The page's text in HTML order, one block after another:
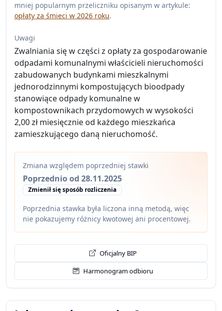
mniej popularnym przeliczniku opisanym w artykule:
opłaty za śmieci w 2026 roku.
Uwagi
Zwalniania się w części z opłaty za gospodarowanie
odpadami komunalnymi właścicieli nieruchomości
zabudowanych budynkami mieszkalnymi
jednorodzinnymi kompostujących bioodpady
stanowiące odpady komunalne w
kompostownikach przydomowych w wysokości
2,00 zł miesięcznie od każdego mieszkańca
zamieszkującego daną nieruchomość.
Zmiana względem poprzedniej stawki
Poprzednio od 28.11.2025
Zmienił się sposób rozliczenia
Poprzednia stawka była liczona inną metodą, więc
nie pokazujemy różnicy kwotowej ani procentowej.
Oficjalny BIP
Harmonogram odbioru